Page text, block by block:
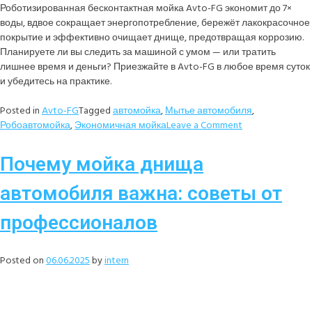
Роботизированная бесконтактная мойка Avto-FG экономит до 7×
воды, вдвое сокращает энергопотребление, бережёт лакокрасочное
покрытие и эффективно очищает днище, предотвращая коррозию.
Планируете ли вы следить за машиной с умом — или тратить
лишнее время и деньги? Приезжайте в Avto-FG в любое время суток
и убедитесь на практике.
Posted inAvto-FGTaggedавтомойка,Мытье автомобиля,
Робоавтомойка,Экономичная мойкаLeave a Comment
Почему мойка днища
автомобиля важна: советы от
профессионалов
Posted on06.06.2025byintern